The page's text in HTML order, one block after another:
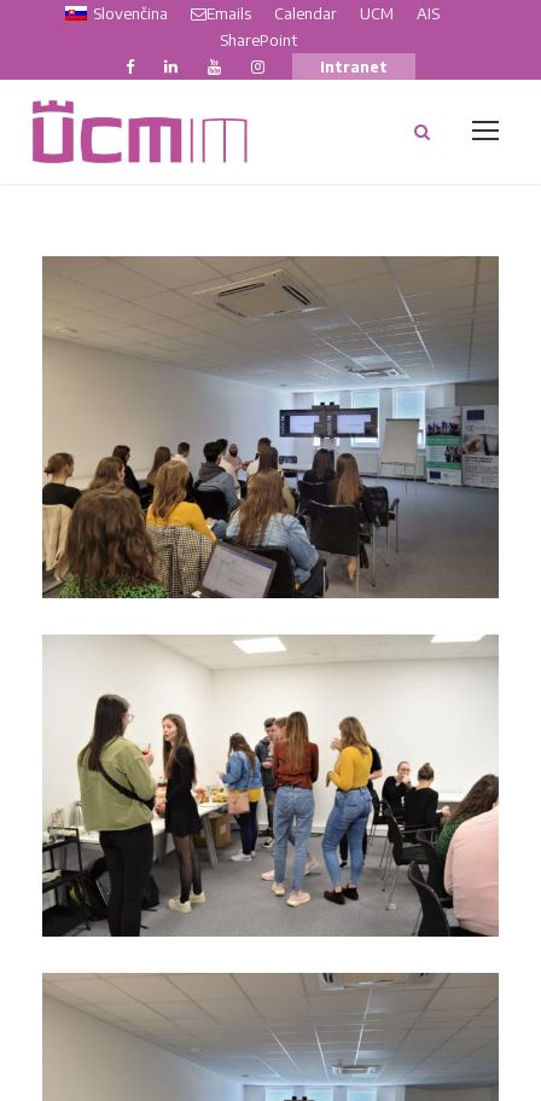
Slovenčina Emails Calendar UCM
AIS
SharePoint
Intranet